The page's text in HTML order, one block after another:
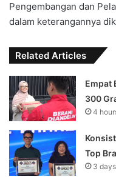
Pengembangan dan
dalam keterangannya
Related Articles
Empat
300
4
Top
3